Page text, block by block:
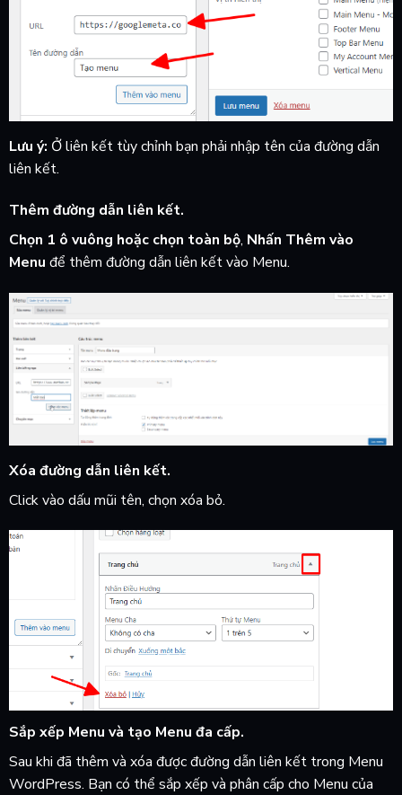
Lưu ý: Ở liên kết tùy chỉnh bạn phải nhập tên của đường dẫn
liên kết.
Thêm đường dẫn liên kết.
Chọn 1 ô vuông hoặc chọn toàn bộ, Nhấn Thêm vào
Menu để thêm đường dẫn liên kết vào Menu.
Xóa đường dẫn liên kết.
Click vào dấu mũi tên, chọn xóa bỏ.
Sắp xếp Menu và tạo Menu đa cấp.
Sau khi đã thêm và xóa được đường dẫn liên kết trong Menu
WordPress. Bạn có thể sắp xếp và phân cấp cho Menu của